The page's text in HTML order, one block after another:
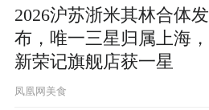
2026沪苏浙米其林合体发
布，唯一三星归属上海，
新荣记旗舰店获一星
凤凰网美食